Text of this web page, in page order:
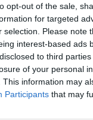
opt-out of the sale,
for targeted
selection. Please note
interest-based ads
to third
of your personal
This information may
Participants that may
όλου
να
δεν
μας, αλλά
καλό. Είναι
η ΠΟΜΙΔΑ
φορέα που